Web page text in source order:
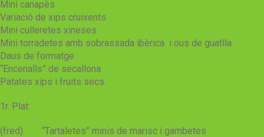
Mini canapès
Variació de xips cruixents
Mini culleretes xineses
Mini torradetes amb sobrassada ibèrica i ous de guatlla.
Daus de formatge
“Encenalls” de secallona
Patates xips i fruits secs.
1r. Plat:
(fred) “Tartaletes” minis de marisc i gambetes